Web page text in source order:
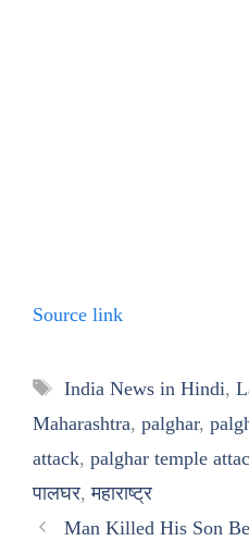
Source link
Tags
India News in Hindi,
Maharashtra, palghar,
attack, palghar temple
पालघर,महाराष्ट्र
Man Killed His Son